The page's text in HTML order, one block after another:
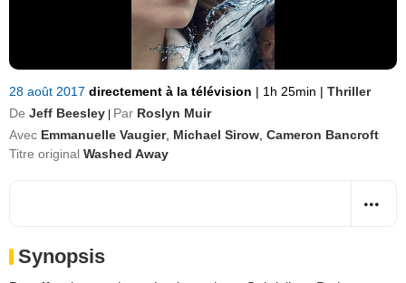
28 août 2017 directement à la télévision | 1h 25min | Thriller
De Jeff Beesley Par Roslyn Muir
Avec Emmanuelle Vaugier, Michael Sirow Cameron Bancroft
Titre original Washed Away
Synopsis